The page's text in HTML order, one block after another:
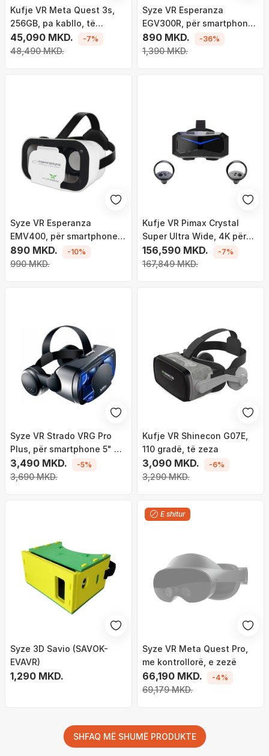
Kufje VR Meta Quest 3s,
256GB, pa kabllo, të
bardha
45,090 MKD.
48,490 MKD.
-7%
Syze VR Esperanza
EGV300R, për smartphone
3.5" 6", me telekomandë
Bluetooth, të zeza
890 MKD.
1,390 MKD.
-36%
Syze VR Esperanza
EMV400, për smartphone
4.7" 6", rregullim lente, të
zeza
890 MKD.
990 MKD.
-10%
Kufje VR Pimax Crystal
Super Ultra Wide, 4K për
sy, QLED, e zezë
156,590 MKD.
167,849 MKD.
-7%
Syze VR Strado VRG Pro
Plus, për smartphone 5" 7",
kënd shikimi 120°, të zeza
3,490 MKD.
3,690 MKD.
-5%
Kufje VR Shinecon G07E,
110 gradë, të zeza
3,090 MKD.
3,290 MKD.
-6%
Syze 3D Savio (SAVOK-
EVAVR)
1,290 MKD.
E shitur
Syze VR Meta Quest Pro,
me kontrollorë, e zezë
66,190 MKD.
69,179 MKD.
-4%
SHFAQ MË SHUMË PRODUKTE